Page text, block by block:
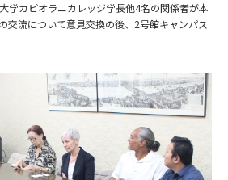
カピオラニカレッジ学長他4名の関係者が本
交流について意見交換の後、2号館キャンパス